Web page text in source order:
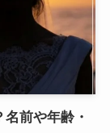
前や年齢・